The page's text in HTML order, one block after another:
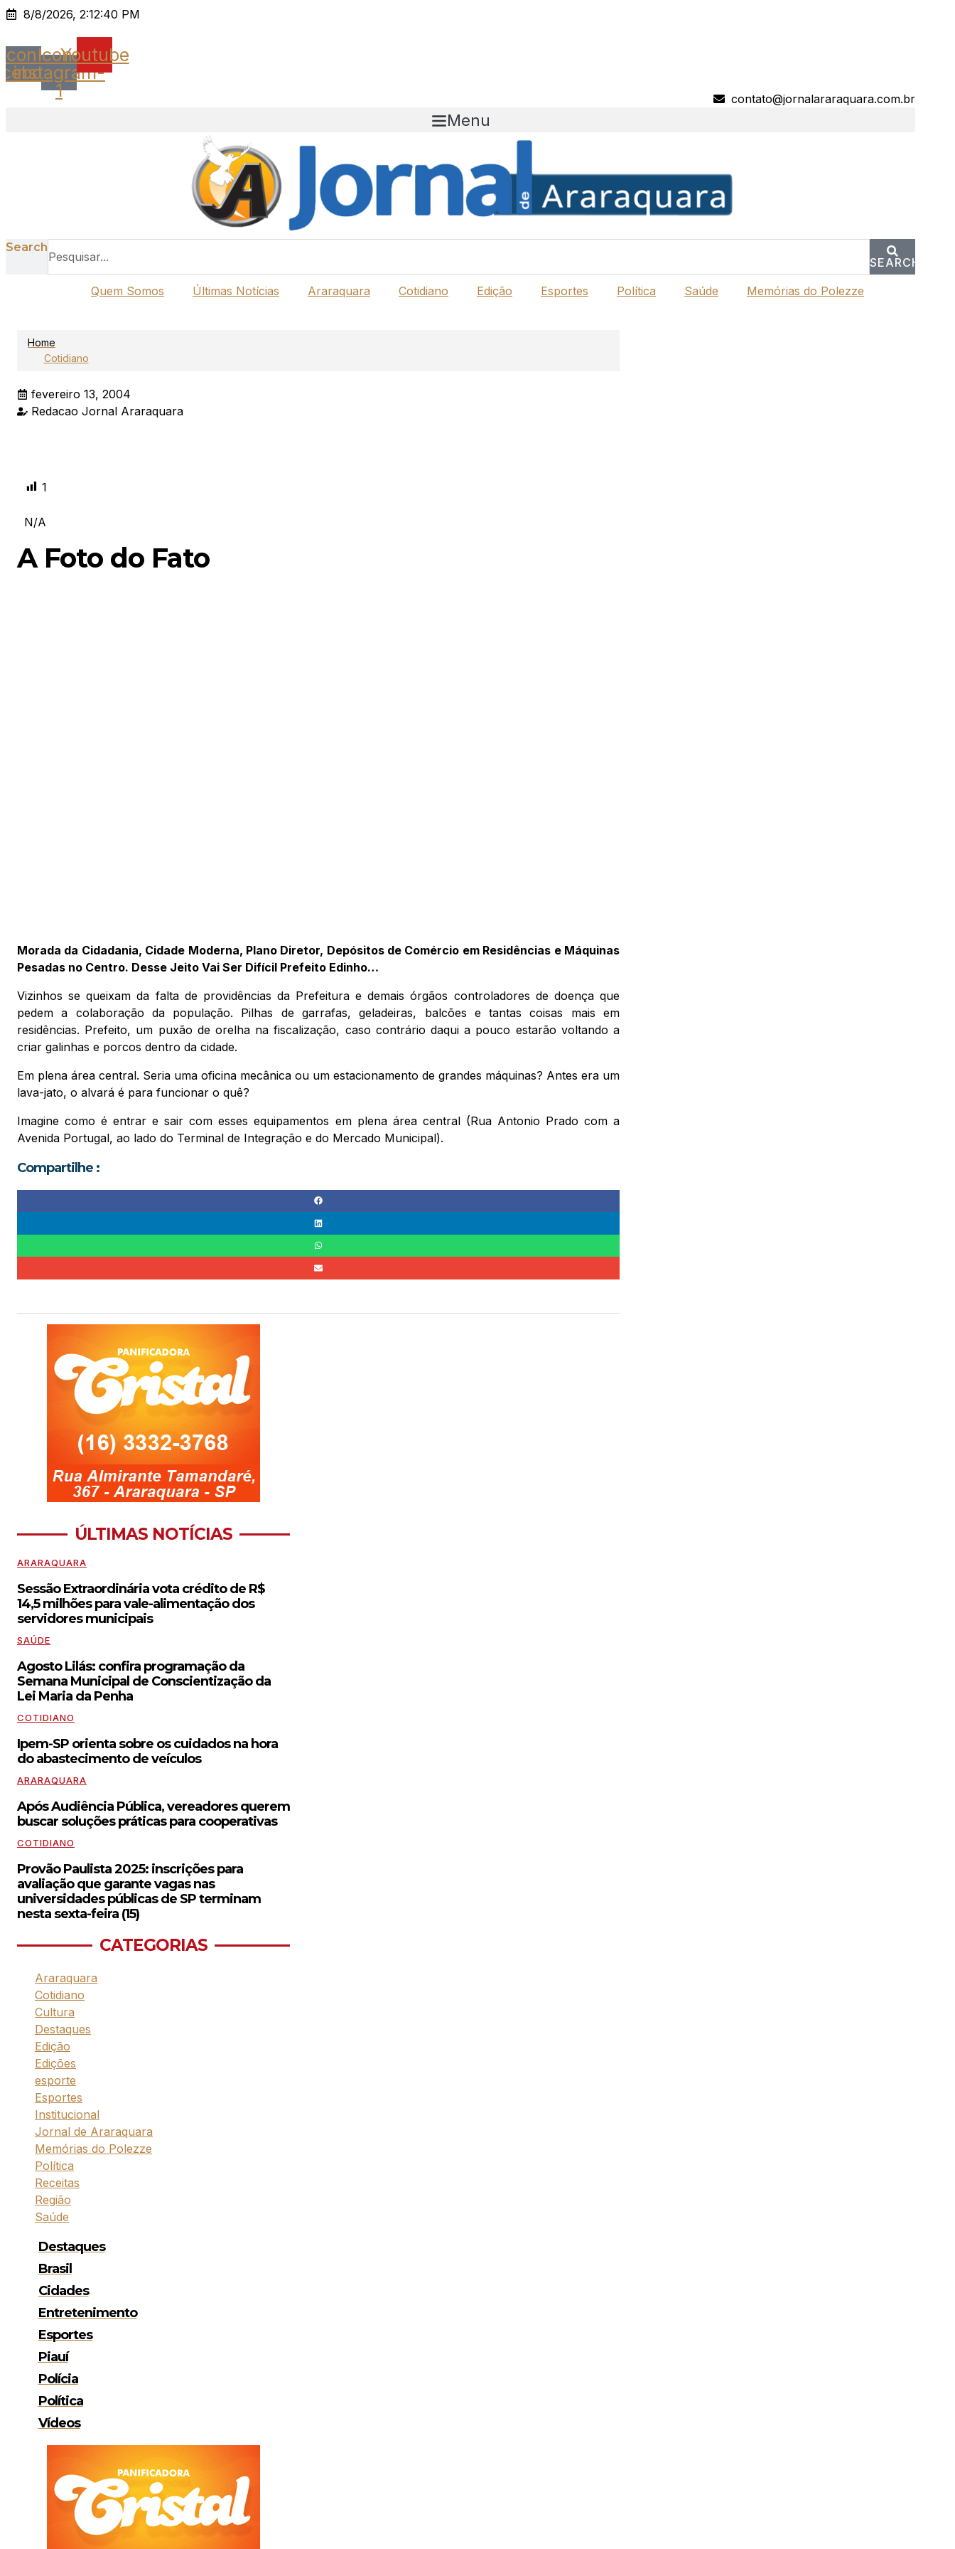
Ir
o
conteúdo
8/8/2026, 2:12:40 PM
Icon-Icon-
instagram-
1
Youtube
contato@jornalararaquara.com.br
Menu
Search
SEARCH
Quem Somos
Últimas Notícias Araraquara Cotidiano Edição Esportes Política Saúde Memórias do Polezze
Home
Cotidiano
fevereiro 13, 2004
Redacao Jornal Araraquara
1
N/A
A Foto do Fato
Morada da Cidadania, Cidade Moderna, Plano Diretor, Depósitos de Comércio em Residências e Máquinas
Pesadas no Centro. Desse Jeito Vai Ser Difícil Prefeito Edinho…
Vizinhos se queixam da falta de providências da Prefeitura e demais órgãos controladores de doença que
pedem a colaboração da população. Pilhas de garrafas, geladeiras, balcões e tantas coisas mais em
residências. Prefeito, um puxão de orelha na fiscalização, caso contrário daqui a pouco estarão voltando a
criar galinhas e porcos dentro da cidade.
Em plena área central. Seria uma oficina mecânica ou um estacionamento de grandes máquinas? Antes era um
lava-jato, o alvará é para funcionar o quê?
Imagine como é entrar e sair com esses equipamentos em plena área central (Rua Antonio Prado com a
Avenida Portugal, ao lado do Terminal de Integração e do Mercado Municipal).
Compartilhe :
ÚLTIMAS NOTÍCIAS
ARARAQUARA
Sessão Extraordinária vota crédito de R$
14,5 milhões para vale-alimentação dos
servidores municipais
SAÚDE
Agosto Lilás: confira programação da
Semana Municipal de Conscientização da
Lei Maria da Penha
COTIDIANO
Ipem-SP orienta sobre os cuidados na hora
do abastecimento de veículos
ARARAQUARA
Após Audiência Pública, vereadores querem
buscar soluções práticas para cooperativas
COTIDIANO
Provão Paulista 2025: inscrições para
avaliação que garante vagas nas
universidades públicas de SP terminam
nesta sexta-feira (15)
CATEGORIAS
Araraquara
Cotidiano
Cultura
Destaques
Edição
Edições
esporte
Esportes
Institucional
Jornal de Araraquara
Memórias do Polezze
Política
Receitas
Região
Saúde
Destaques
Brasil
Cidades
Entretenimento
Esportes
Piauí
Polícia
Política
Vídeos